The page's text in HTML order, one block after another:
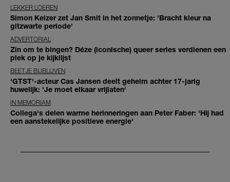
LEKKER LOEREN
Simon Keizer zet Jan Smit in het zonnetje: 'Bracht kleur na
gitzwarte periode'
ADVERTORIAL
Zin om te bingen? Déze (iconische) queer series verdienen een
plek op je kijklijst
BEETJE BIJBLIJVEN
'GTST'-acteur Cas Jansen deelt geheim achter 17-jarig
huwelijk: 'Je moet elkaar vrijlaten'
IN MEMORIAM
Collega's delen warme herinneringen aan Peter Faber: 'Hij had
een aanstekelijke positieve energie'